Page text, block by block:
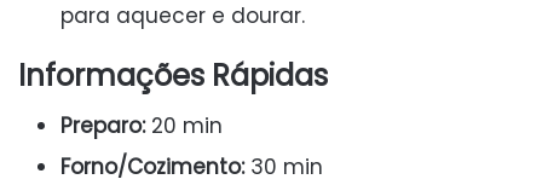
para aquecer e dourar.
Informações Rápidas
Preparo:20 min
Forno/Cozimento:30 min